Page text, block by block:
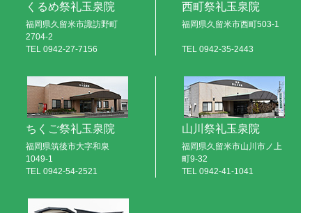
くるめ祭礼玉泉院
福岡県久留米市諏訪野町
2704-2
TEL 0942-27-7156
西町祭礼玉泉院
福岡県久留米市西町503-1
TEL 0942-35-2443
ちくご祭礼玉泉院
福岡県筑後市大字和泉
1049-1
TEL 0942-54-2521
山川祭礼玉泉院
福岡県久留米市山川市ノ上
町9-32
TEL 0942-41-1041